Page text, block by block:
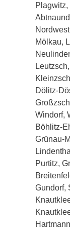
Mölkau,
Dölitz-
Windorf,
Böhlitz-
Grünau-
Purtitz,
Gundorf,